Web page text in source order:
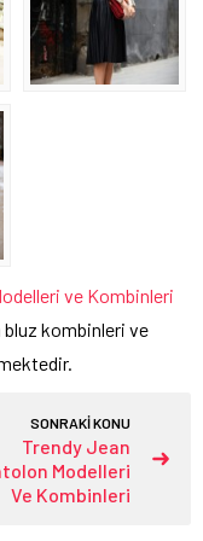
ve Kombinleri
bluz kombinleri ve
SONRAKİ KONU
Trendy Jean
Modelleri
Ve Kombinleri